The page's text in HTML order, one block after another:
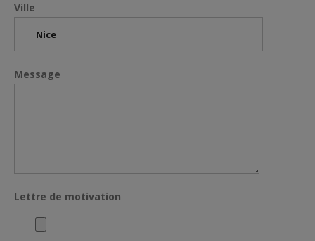
Ville
Message
Lettre de motivation